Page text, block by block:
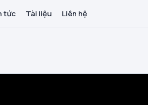
tức Tài liệu Liên hệ